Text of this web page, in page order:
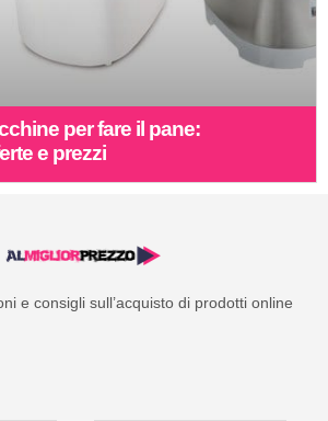
per fare il pane:
e prezzi
e consigli sull’acquisto di prodotti online